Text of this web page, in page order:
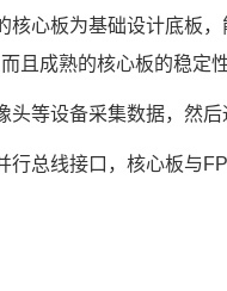
核心板为基础设计底板
且成熟的核心板的稳定
头等设备采集数据，然
行总线接口，核心板与